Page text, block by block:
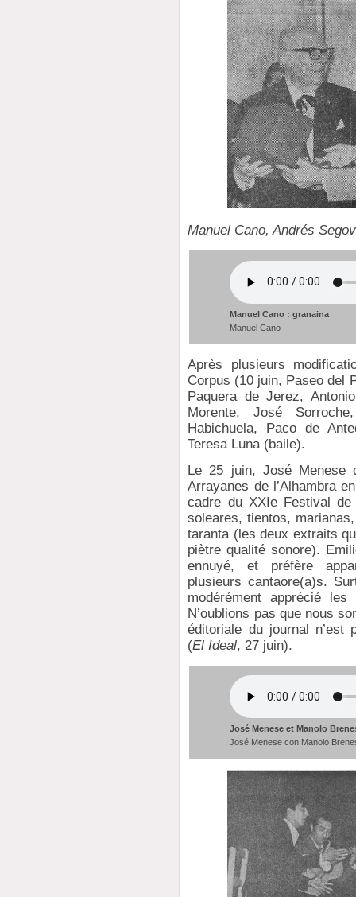
Manuel Cano, Andrés
Manuel Cano : granaina
Manuel Cano
Après plusieurs
Corpus (10 juin, Paseo del
Paquera de Jerez,
Morente, José
Habichuela, Paco de
Teresa Luna (baile).
Le 25 juin, José Menese
Arrayanes de l’Alhambra
cadre du XXIe Festival
soleares, tientos,
taranta (les deux extraits
piètre qualité sonore).
ennuyé, et préfère
plusieurs cantaore(a)s.
modérément apprécié
N’oublions pas que nous
éditoriale du journal n’est
(El Ideal, 27 juin).
José Menese et Manolo
José Menese con Manolo